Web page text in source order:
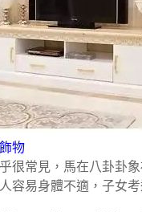
物
很常見，馬在八卦卦
容易身體不適，子女